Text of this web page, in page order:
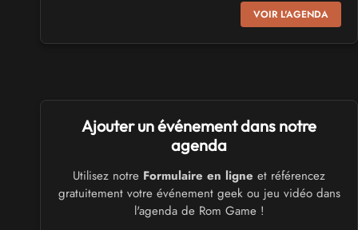
Virtual Calais - salon du jeu vidéo et des loisirs
numériques 2026
SALONS & CONVENTIONS GEEKS
Trolls et Légendes 2027
du 26 au 28 mars 2027 - à Mons
CULTURE JAPONAISE ET OTAKU
Mang'Azur 2027
les 24 et 25 avril 2027 - à Toulon
VOIR L'AGENDA
Ajouter un événement dans notre
agenda
Utilisez notre Formulaire en ligne et référencez
gratuitement votre événement geek ou jeu vidéo dans
l'agenda de Rom Game !